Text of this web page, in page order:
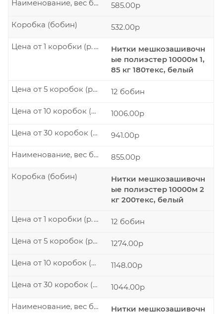
585.00р
Наименование, вес бобины
532.00р
Коробка (бобин)
Нитки мешкозашивочн
ые полиэстер 10000м 1,
85 кг 180текс, белый
Цена от 1 коробки (р./шт.)
12 бобин
Цена от 5 коробок (р./шт.)
1006.00р
Цена от 10 коробок (р./шт.)
941.00р
Цена от 30 коробок (р./шт.)
855.00р
Наименование, вес бобины
Нитки мешкозашивочн
ые полиэстер 10000м 2
кг 200текс, белый
Коробка (бобин)
12 бобин
Цена от 1 коробки (р./шт.)
1274.00р
Цена от 5 коробок (р./шт.)
1148.00р
Цена от 10 коробок (р./шт.)
1044.00р
Цена от 30 коробок (р./шт.)
Нитки мешкозашивочн
Наименование, вес бобины